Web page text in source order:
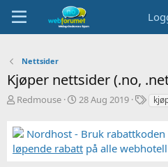
Nettsider
Kjøper nettsider (.no,
T
å
d
s
Redmouse
S
t
28 Aug 2019
S
k
k
Nordhost - Bruk
løpende rabatt på alle webhotell